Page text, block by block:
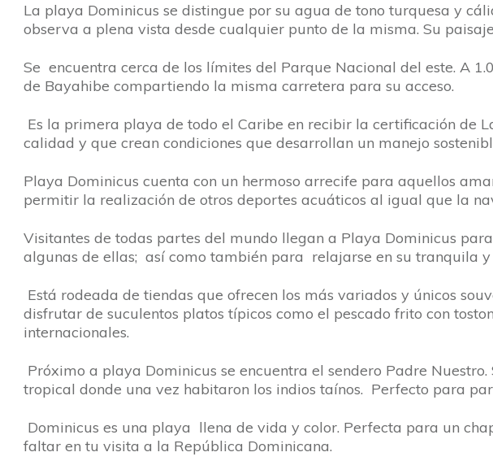
La playa Dominicus se distingue por su agua de tono turquesa y
observa a plena vista desde cualquier punto de la misma. Su
Se encuentra cerca de los límites del Parque Nacional del este. A
de Bayahibe compartiendo la misma carretera para su acceso.
Es la primera playa de todo el Caribe en recibir la certificación de
calidad y que crean condiciones que desarrollan un manejo
Playa Dominicus cuenta con un hermoso arrecife para aquellos
permitir la realización de otros deportes acuáticos al igual que la
Visitantes de todas partes del mundo llegan a Playa Dominicus
algunas de ellas; así como también para relajarse en su tranquila
Está rodeada de tiendas que ofrecen los más variados y únicos
disfrutar de suculentos platos típicos como el pescado frito con
internacionales.
Próximo a playa Dominicus se encuentra el sendero Padre
tropical donde una vez habitaron los indios taínos. Perfecto para
Dominicus es una playa llena de vida y color. Perfecta para un
faltar en tu visita a la República Dominicana.